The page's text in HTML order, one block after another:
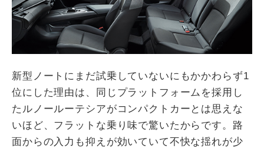
新型ノートにまだ試乗していないにもかかわらず1
位にした理由は、同じプラットフォームを採用し
たルノールーテシアがコンパクトカーとは思えな
いほど、フラットな乗り味で驚いたからです。路
面からの入力も抑えが効いていて不快な揺れが少